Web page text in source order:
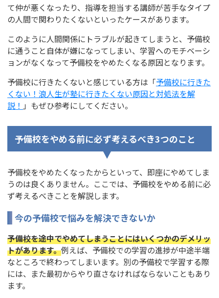
て仲が悪くなったり、指導を担当する講師が苦手なタイプ
の人間で関わりたくないといったケースがあります。
このように人間関係にトラブルが起きてしまうと、予備校
に通うこと自体が嫌になってしまい、学習へのモチベーシ
ョンがなくなって予備校をやめたくなる原因となります。
予備校に行きたくないと感じている方は「予備校に行きた
くない！浪人生が塾に行きたくない原因と対処法を解
説！ 」もぜひ参考にしてください。
予備校をやめる前に必ず考えるべき3つのこと
予備校をやめたくなったからといって、即座にやめてしま
うのは良くありません。ここでは、予備校をやめる前に必
ず考えるべきことを解説します。
今の予備校で悩みを解決できないか
予備校を途中でやめてしまうことにはいくつかのデメリッ
トがあります。例えば、予備校での学習の進捗が中途半端
なところで終わってしまいます。別の予備校で学習する際
には、また最初からやり直さなければならないこともあり
ます。